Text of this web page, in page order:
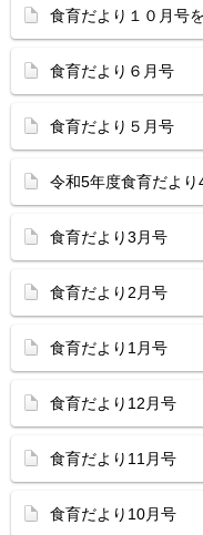
食育だより１０月号
食育だより６月号
食育だより５月号
令和5年度食育だより
食育だより3月号
食育だより2月号
食育だより1月号
食育だより12月号
食育だより11月号
食育だより10月号